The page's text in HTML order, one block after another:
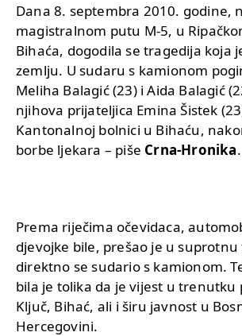
Dana 8. septembra 2010. godine,
magistralnom putu M-5, u
Bihaća, dogodila se tragedija koja
zemlju. U sudaru s kamionom
Meliha Balagić (23) i Aida Balagić
njihova prijateljica Emina Šistek
Kantonalnoj bolnici u Bihaću,
borbe ljekara – piše Crna-Hronika.
Prema riječima očevidaca,
djevojke bile, prešao je u suprotnu
direktno se sudario s kamionom.
bila je tolika da je vijest u trenutku
Ključ, Bihać, ali i širu javnost u
Hercegovini.